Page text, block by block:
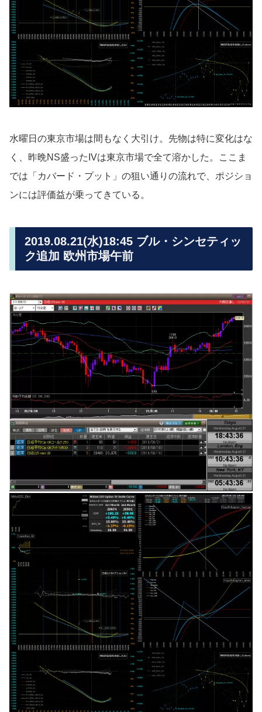
水曜日の東京市場は間もなく大引け。先物は特に変化はな
く、昨晩NS盛ったIVは東京市場で全て溶かした。ここま
では「カバード・プット」の狙い通りの流れで、ポジショ
ンには評価益が乗ってきている。
2019.08.21(水)18:45 ブル・シンセティッ
ク追加 欧州市場午前